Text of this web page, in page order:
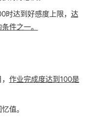
达到好感度上限， 达
件之一。
作业完成度达到100是
值。